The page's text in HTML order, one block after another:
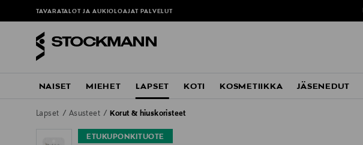
TAVARATALOT JA AUKIOLOAJAT PALVELUT
NAISET MIEHET LAPSET KOTI KOSMETIIKKA JÄSENEDUT
Lapset Asusteet Korut & hiuskoristeet
ETUKUPONKITUOTE